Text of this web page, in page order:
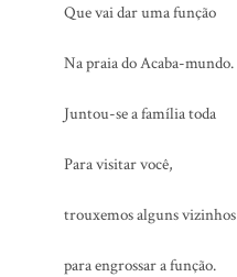
Que vai dar uma função
Na praia do Acaba-mundo.
Juntou-se a família toda
Para visitar você,
trouxemos alguns vizinhos
para engrossar a função.